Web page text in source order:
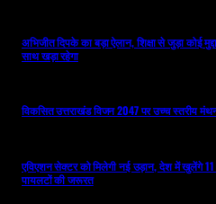
अभिजीत दिपके का बड़ा ऐलान, शिक्षा से जुड़ा कोई
साथ खड़ा रहेगा
विकसित उत्तराखंड विजन 2047 पर उच्च स्तरीय
एविएशन सेक्टर को मिलेगी नई उड़ान, देश में खुलेंगे
पायलटों की जरूरत